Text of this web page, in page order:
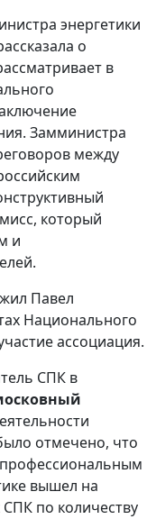
энергетики
о
в
Замминистра
между
который
и
Павел
Национального
ассоциация.
СПК в
отмечено, что
профессиональным
вышел на
по количеству